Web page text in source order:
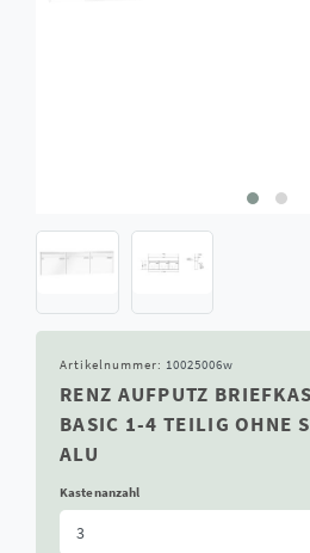
Artikelnummer: 10025006w
RENZ AUFPUTZ
BASIC 1-4 TEILIG OHNE
ALU
Kastenanzahl